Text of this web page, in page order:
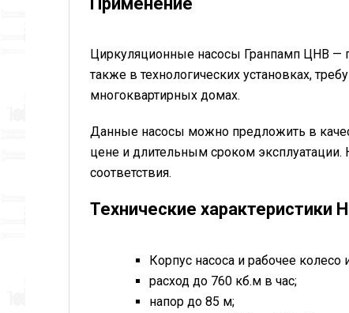
Циркуляционные насосы Гранпамп ЦНВ —
также в технологических установках,
многоквартирных домах.
Данные насосы можно предложить в
цене и длительным сроком
соответствия.
Технические
Корпус насоса и рабочее колесо
расход до 760 кб.м в час;
напор до 85 м;